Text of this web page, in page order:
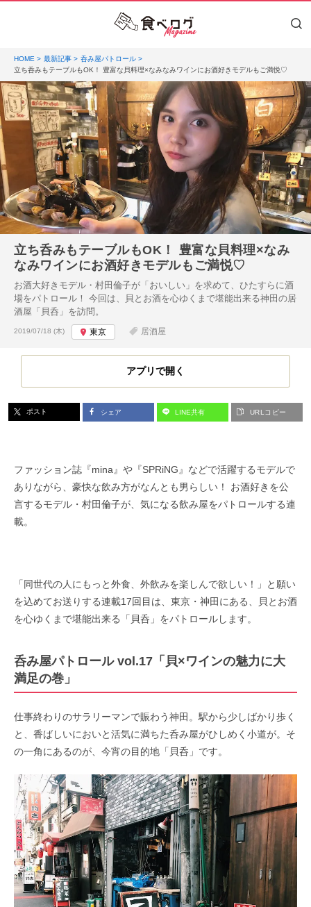
HOME 最新記事
呑み屋パトロール
立ち呑みもテーブルもOK！ 豊富な貝料理×なみなみワインにお酒好きモデルもご満悦♡
立ち呑みもテーブルもOK！ 豊富な貝料理×なみ
なみワインにお酒好きモデルもご満悦♡
お酒大好きモデル・村田倫子が「おいしい」を求めて、ひたすらに酒
場をパトロール！ 今回は、貝とお酒を心ゆくまで堪能出来る神田の居
酒屋「貝呑」を訪問。
投稿日:
2019/07/18 (木) 東京 居酒屋
アプリで開く
ポスト シェア LINE共有 URLコピー
ファッション誌『mina』や『SPRiNG』などで活躍するモデルで
ありながら、豪快な飲み方がなんとも男らしい！ お酒好きを公
言するモデル・村田倫子が、気になる飲み屋をパトロールする連
載。
「同世代の人にもっと外食、外飲みを楽しんで欲しい！」と願い
を込めてお送りする連載17回目は、東京・神田にある、貝とお酒
を心ゆくまで堪能出来る「貝呑」をパトロールします。
呑み屋パトロール vol.17「貝×ワインの魅力に大
満足の巻」
仕事終わりのサラリーマンで賑わう神田。駅から少しばかり歩く
と、香ばしいにおいと活気に満ちた呑み屋がひしめく小道が。そ
の一角にあるのが、今宵の目的地「貝呑」です。